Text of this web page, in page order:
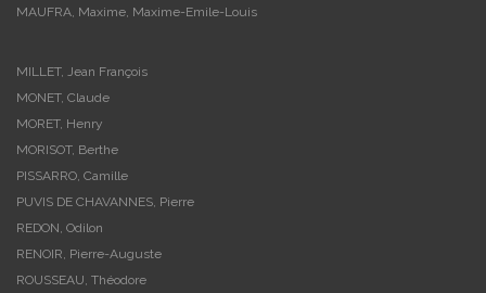
MAUFRA, Maxime, Maxime-Emile-Louis
MILLET, Jean François
MONET, Claude
MORET, Henry
MORISOT, Berthe
PISSARRO, Camille
PUVIS DE CHAVANNES, Pierre
REDON, Odilon
RENOIR, Pierre-Auguste
ROUSSEAU, Théodore